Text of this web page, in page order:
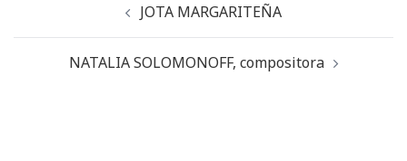
JOTA MARGARITEÑA
NATALIA SOLOMONOFF, compositora